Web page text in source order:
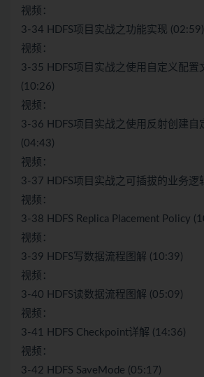
视频：
3-34 HDFS项目实战之功能实现 (02:59)
视频：
3-35 HDFS项目实战之使用自定义配置
(10:26)
视频：
3-36 HDFS项目实战之使用反射创建自
(04:43)
视频：
3-37 HDFS项目实战之可插拔的业务逻
视频：
3-38 HDFS Replica Placement Policy
视频：
3-39 HDFS写数据流程图解 (10:39)
视频：
3-40 HDFS读数据流程图解 (05:09)
视频：
3-41 HDFS Checkpoint详解 (14:36)
视频：
3-42 HDFS SaveMode (05:17)